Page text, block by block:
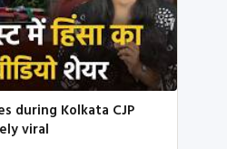
during Kolkata CJP
viral